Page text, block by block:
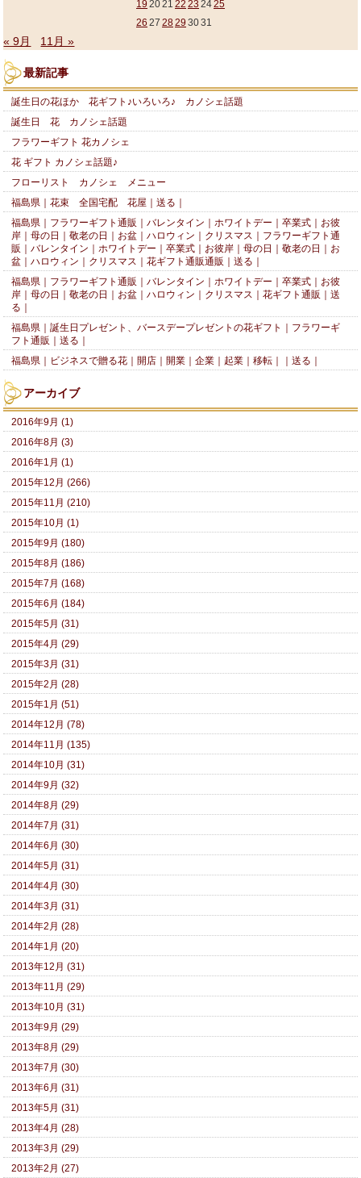
19 2021 22 23 2425
26 27 2829 3031
« 9月 11月 »
最新記事
誕生日の花ほか 花ギフト♪いろいろ♪ カノシェ話題
誕生日 花 カノシェ話題
フラワーギフト 花カノシェ
花 ギフト カノシェ話題♪
フローリスト カノシェ メニュー
福島県｜花束 全国宅配 花屋｜送る｜
福島県｜フラワーギフト通販｜バレンタイン｜ホワイトデー｜卒業式｜お彼
岸｜母の日｜敬老の日｜お盆｜ハロウィン｜クリスマス｜フラワーギフト通
販｜バレンタイン｜ホワイトデー｜卒業式｜お彼岸｜母の日｜敬老の日｜お
盆｜ハロウィン｜クリスマス｜花ギフト通販通販｜送る｜
福島県｜フラワーギフト通販｜バレンタイン｜ホワイトデー｜卒業式｜お彼
岸｜母の日｜敬老の日｜お盆｜ハロウィン｜クリスマス｜花ギフト通販｜送
る｜
福島県｜誕生日プレゼント、バースデープレゼントの花ギフト｜フラワーギ
フト通販｜送る｜
福島県｜ビジネスで贈る花｜開店｜開業｜企業｜起業｜移転｜｜送る｜
アーカイブ
2016年9月 (1)
2016年8月 (3)
2016年1月 (1)
2015年12月 (266)
2015年11月 (210)
2015年10月 (1)
2015年9月 (180)
2015年8月 (186)
2015年7月 (168)
2015年6月 (184)
2015年5月 (31)
2015年4月 (29)
2015年3月 (31)
2015年2月 (28)
2015年1月 (51)
2014年12月 (78)
2014年11月 (135)
2014年10月 (31)
2014年9月 (32)
2014年8月 (29)
2014年7月 (31)
2014年6月 (30)
2014年5月 (31)
2014年4月 (30)
2014年3月 (31)
2014年2月 (28)
2014年1月 (20)
2013年12月 (31)
2013年11月 (29)
2013年10月 (31)
2013年9月 (29)
2013年8月 (29)
2013年7月 (30)
2013年6月 (31)
2013年5月 (31)
2013年4月 (28)
2013年3月 (29)
2013年2月 (27)